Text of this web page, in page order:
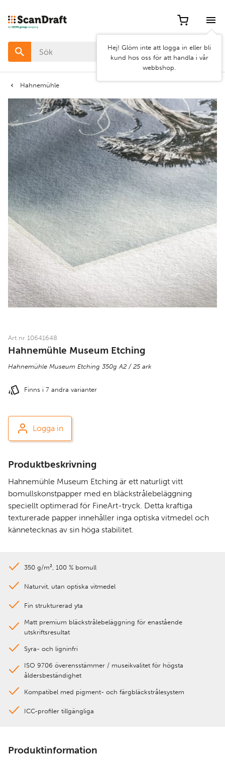
Hej! Glöm inte att logga in eller bli
kund hos oss för att handla i vår
webbshop.
Hahnemühle
Art nr 10641648
Hahnemühle Museum Etching
Hahnemühle Museum Etching 350g A2 / 25 ark
Finns i 7 andra varianter
Logga in
Produktbeskrivning
Hahnemühle Museum Etching är ett naturligt vitt
bomullskonstpapper med en bläckstrålebeläggning
speciellt optimerad för FineArt-tryck. Detta kraftiga
texturerade papper innehåller inga optiska vitmedel och
kännetecknas av sin höga stabilitet.
350 g/m², 100 % bomull
Naturvit, utan optiska vitmedel
Fin strukturerad yta
Matt premium bläckstrålebeläggning för enastående
utskriftsresultat
Syra- och ligninfri
ISO 9706 överensstämmer / museikvalitet för högsta
åldersbeständighet
Kompatibel med pigment- och färgbläckstrålesystem
ICC-profiler tillgängliga
Produktinformation
Filter
Färg
Längd
filter
Använd
filter